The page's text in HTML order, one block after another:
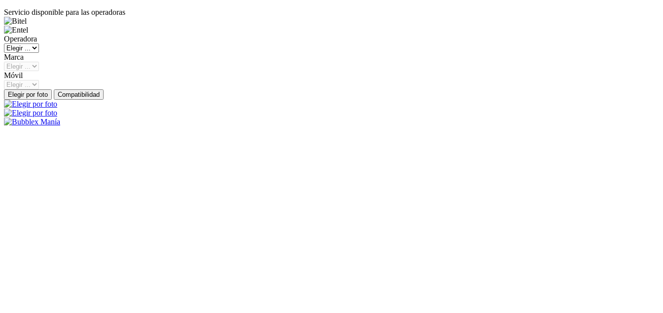
Servicio disponible para las operadoras
Operadora
Marca
Móvil